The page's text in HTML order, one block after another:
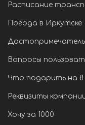
Расписание
Погода в Иркутске
Вопросы
Что подарить на
Реквизиты
Хочу за 1000